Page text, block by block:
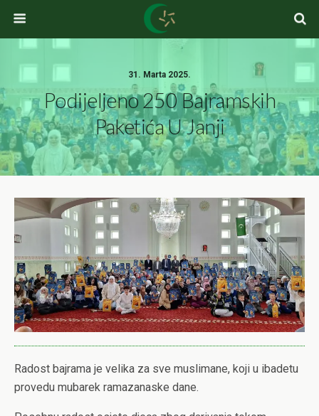
31. Marta 2025.
Podijeljeno 250 Bajramskih
Paketića U Janji
Radost bajrama je velika za sve muslimane, koji u ibadetu
provedu mubarek ramazanaske dane.